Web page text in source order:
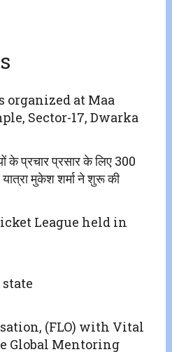
organized at Maa
Sector-17, Dwarka
के प्रचार प्रसार के लिए 300
यात्रा मुकेश शर्मा ने शुरू की
League held in
(FLO) with Vital
Global Mentoring